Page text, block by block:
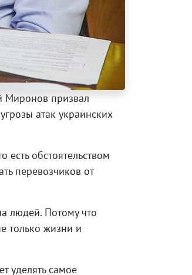
Миронов призвал
атак украинских
обстоятельством
перевозчиков от
людей. Потому что
только жизни и
уделять самое